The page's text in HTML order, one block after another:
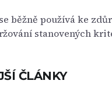
běžně používá ke
stanovených
ČLÁNKY